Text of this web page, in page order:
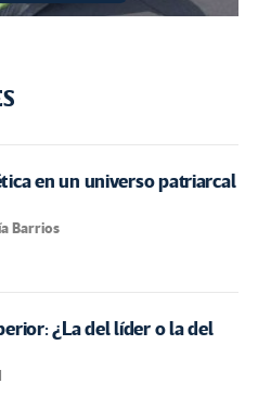
en un universo patriarcal
Barrios
¿La del líder o la del